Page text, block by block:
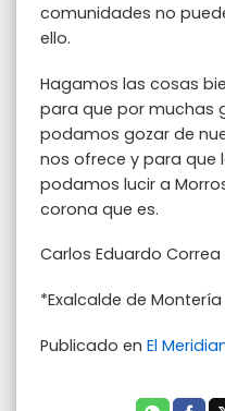
comunidades no
ello.
Hagamos las cosas
para que por muchas
podamos gozar de
nos ofrece y para que
podamos lucir a
corona que es.
Carlos Eduardo Correa
*Exalcalde de Montería
Publicado en El